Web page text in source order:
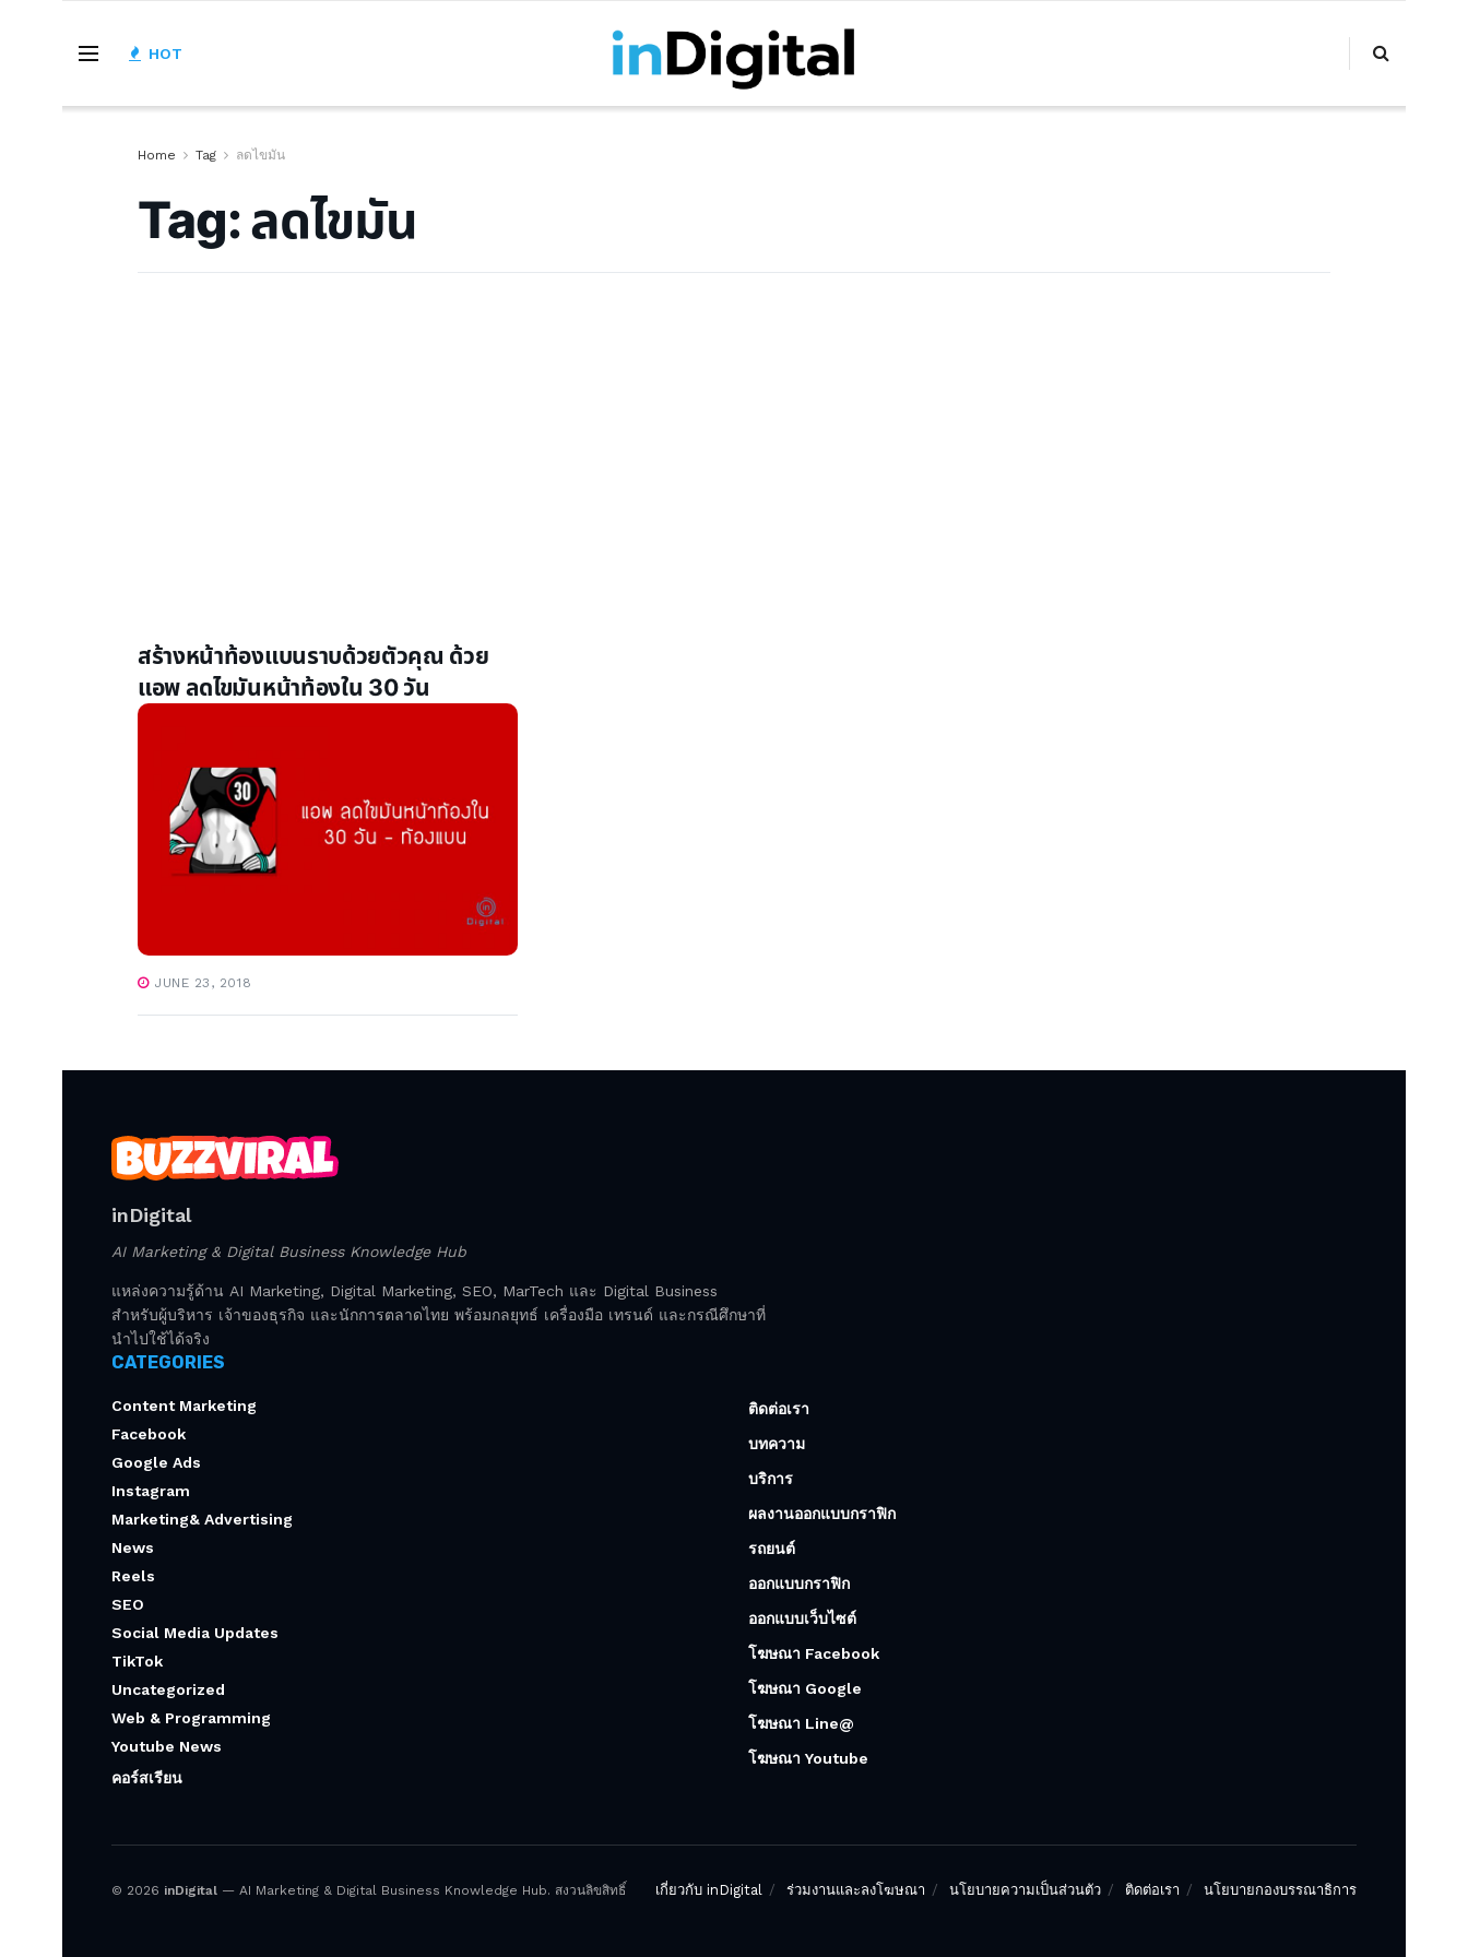
HOT
Home Tag ลดไขมัน
Tag:ลดไขมัน
สร้างหน้าท้องแบนราบด้วยตัวคุณ ด้วย
แอพ ลดไขมันหน้าท้องใน 30 วัน
JUNE 23, 2018
inDigital
AI Marketing & Digital Business Knowledge Hub
แหล่งความรู้ด้าน AI Marketing, Digital Marketing, SEO, MarTech และ Digital Business
สำหรับผู้บริหาร เจ้าของธุรกิจ และนักการตลาดไทย พร้อมกลยุทธ์ เครื่องมือ เทรนด์ และกรณีศึกษาที่
นำไปใช้ได้จริง
CATEGORIES
Content Marketing
Facebook
Google Ads
Instagram
Marketing& Advertising
News
Reels
SEO
Social Media Updates
TikTok
Uncategorized
Web & Programming
Youtube News
คอร์สเรียน
ติดต่อเรา
บทความ
บริการ
ผลงานออกแบบกราฟิก
รถยนต์
ออกแบบกราฟิก
ออกแบบเว็บไซต์
โฆษณา Facebook
โฆษณา Google
โฆษณา Line@
โฆษณา Youtube
เกี่ยวกับ inDigital ร่วมงานและลงโฆษณา นโยบายความเป็นส่วนตัว ติดต่อเรา นโยบายกองบรรณาธิการ
© 2026 inDigital — AI Marketing & Digital Business Knowledge Hub. สงวนลิขสิทธิ์